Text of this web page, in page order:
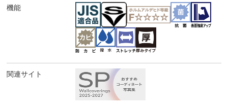
機能
関連サイト